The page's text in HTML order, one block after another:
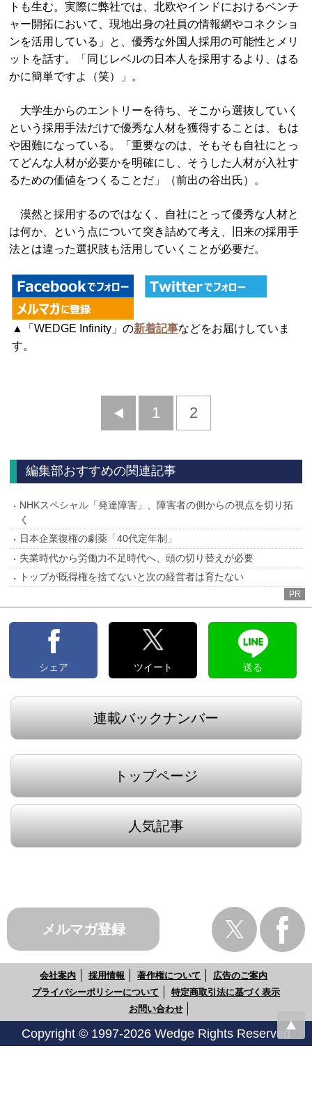
トも生む。実際に弊社では、北欧やインドにおけるベンチ
ャー開拓において、現地出身の社員の情報網やコネクショ
ンを活用している」と、優秀な外国人採用の可能性とメリ
ットを話す。「同じレベルの日本人を採用するより、はる
かに簡単ですよ（笑）」。
大学生からのエントリーを待ち、そこから選抜していく
という採用手法だけで優秀な人材を獲得することは、もは
や困難になっている。「重要なのは、そもそも自社にとっ
てどんな人材が必要かを明確にし、そうした人材が入社す
るための価値をつくることだ」（前出の谷出氏）。
漠然と採用するのではなく、自社にとって優秀な人材と
は何か、という点について突き詰めて考え、旧来の採用手
法とは違った選択肢も活用していくことが必要だ。
▲「WEDGE Infinity」の新着記事などをお届けしていま
す。
前
1 2
編集部おすすめの関連記事
NHKスペシャル「発達障害」、障害者の側からの視点を切り拓
く
日本企業復権の劇薬「40代定年制」
失業時代から労働力不足時代へ、頭の切り替えが必要
トップが既得権を捨てないと次の経営者は育たない
PR
シェア ツイート 送る
連載バックナンバー
トップページ
人気記事
メルマガ登録
会社案内 採用情報 著作権について
広告のご案内
プライバシーポリシーについて
特定商取引法に基づく表示
お問い合わせ
Copyright © 1997-2026 Wedge Rights Reserved